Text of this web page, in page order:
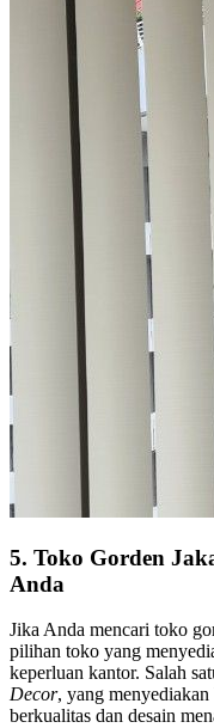
5. Toko Gorden
Anda
Jika Anda mencari toko
pilihan toko yang
keperluan kantor. Salah
Decor, yang
berkualitas dan desain